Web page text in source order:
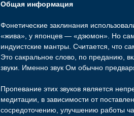
Общая информация
Фонетические заклинания
«жива», у японцев — «дзюмон». Но
индуистские мантры. Считается, что
Это сакральное слово, по преданию,
звуки. Именно звук Ом обычно
Пропевание этих звуков является
медитации, в зависимости от
сосредоточению, улучшению работы